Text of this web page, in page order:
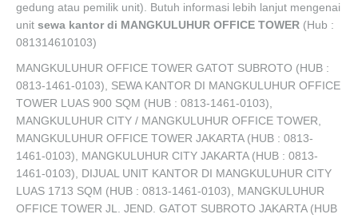
gedung atau pemilik unit). Butuh informasi lebih lanjut mengenai
unit sewa kantor di MANGKULUHUR OFFICE TOWER (Hub :
081314610103)
MANGKULUHUR OFFICE TOWER GATOT SUBROTO (HUB :
0813-1461-0103), SEWA KANTOR DI MANGKULUHUR OFFICE
TOWER LUAS 900 SQM (HUB : 0813-1461-0103),
MANGKULUHUR CITY / MANGKULUHUR OFFICE TOWER,
MANGKULUHUR OFFICE TOWER JAKARTA (HUB : 0813-
1461-0103), MANGKULUHUR CITY JAKARTA (HUB : 0813-
1461-0103), DIJUAL UNIT KANTOR DI MANGKULUHUR CITY
LUAS 1713 SQM (HUB : 0813-1461-0103), MANGKULUHUR
OFFICE TOWER JL. JEND. GATOT SUBROTO JAKARTA (HUB